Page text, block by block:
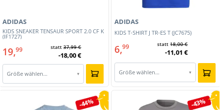
KIDS SNEAKER TENSAUR SPORT 2.0 CF K
(IF1727)
ADIDAS
19,99 statt37,99 €
-18,00 €
Größe wählen… ▾
KIDS T-SHIRT J TR-ES T (JC7675)
ADIDAS
6,99 statt18,00 €
-11,01 €
Größe wählen… ▾
-44% -43%